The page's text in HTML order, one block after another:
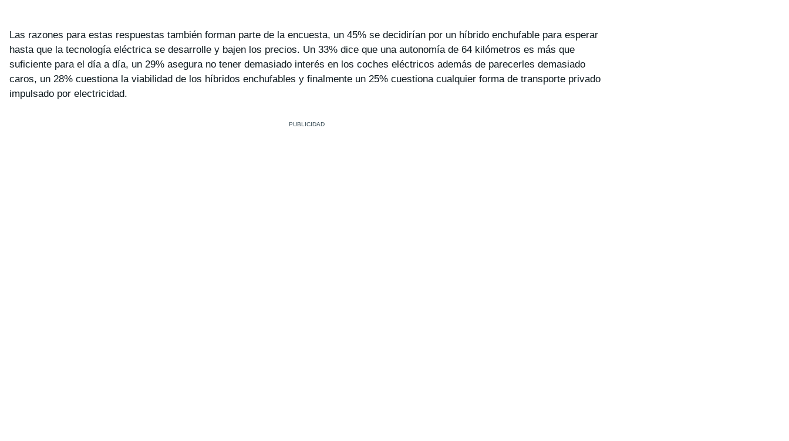
Las razones para estas respuestas también forman parte de la encuesta, un 45% se decidirían por un híbrido enchufable para esperar
hasta que la tecnología eléctrica se desarrolle y bajen los precios. Un 33% dice que una autonomía de 64 kilómetros es más que
suficiente para el día a día, un 29% asegura no tener demasiado interés en los coches eléctricos además de parecerles demasiado
caros, un 28% cuestiona la viabilidad de los híbridos enchufables y finalmente un 25% cuestiona cualquier forma de transporte privado
impulsado por electricidad.